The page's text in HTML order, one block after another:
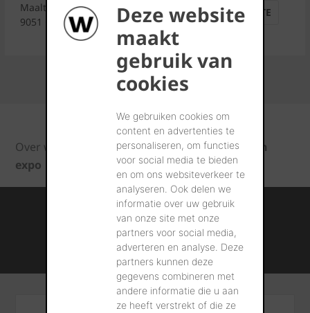
Deze website
maakt
gebruik van
cookies
We gebruiken cookies om
content en advertenties te
personaliseren, om functies
voor social media te bieden
en om ons websiteverkeer te
analyseren. Ook delen we
informatie over uw gebruik
van onze site met onze
partners voor social media,
adverteren en analyse. Deze
partners kunnen deze
gegevens combineren met
andere informatie die u aan
ze heeft verstrekt of die ze
Maaltekouter 1
9051 Gent
ROUTE
Over wienerberger Evenementen
Green
expo
Internationale kennis en ervaring
Professionele naverkoopservice
Duurzame bouwmateriaaloplossingen